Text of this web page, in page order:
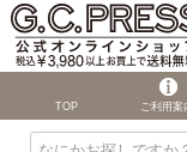
TOP ご利用案